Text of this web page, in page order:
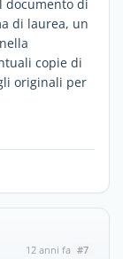
documento di
di laurea, un
copie di
originali per
12 anni fa #7